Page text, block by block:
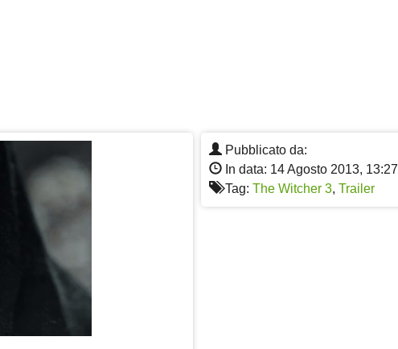
Pubblicato da:
In data: 14 Agosto 2013, 13:27
Tag: The Witcher 3, Trailer